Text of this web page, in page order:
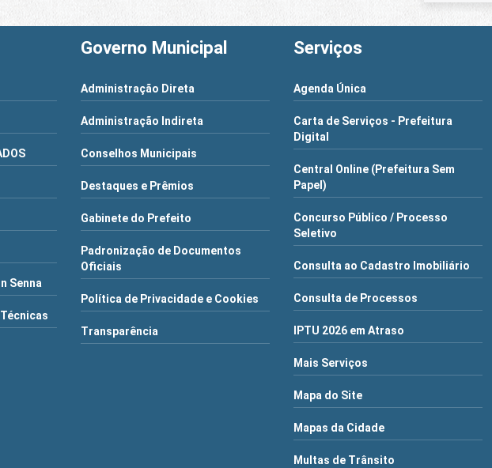
Senna
Governo Municipal
Administração Direta
Administração Indireta
Conselhos Municipais
Destaques e Prêmios
Gabinete do Prefeito
Padronização de Documentos
Oficiais
Política de Privacidade e Cookies
Transparência
Serviços
Agenda Única
Carta de Serviços - Prefeitura
Digital
Central Online (Prefeitura Sem
Papel)
Concurso Público / Processo
Seletivo
Consulta ao Cadastro Imobiliário
Consulta de Processos
IPTU 2026 em Atraso
Mais Serviços
Mapa do Site
Mapas da Cidade
Multas de Trânsito